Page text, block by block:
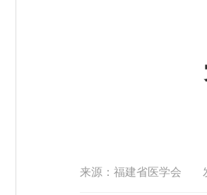
来源：福建省医学会